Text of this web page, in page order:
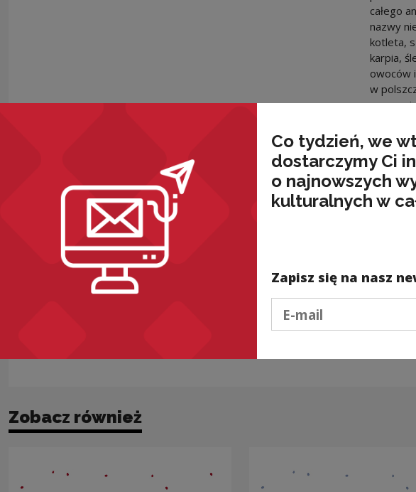
całego
nazwy
kotleta,
karpia,
owoców
w
Jestem
i
Proszę
jak i
kalafior,
w której
Źródło:
Zobacz również
Co tydzień, we
dostarczymy Ci
o najnowszych
kulturalnych w
Zapisz się na nasz